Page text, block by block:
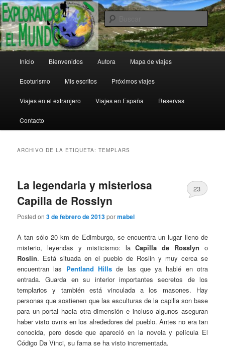
Ir
al
contenido
principal
Ir
al
contenido
secundarioExplorando el Mundo
principal
Inicio Bienvenidos Autora Mapa de viajes
Ecoturismo Mis escritos Próximos viajes
Viajes en el extranjero Viajes en España Reservas
Contacto
ARCHIVO DE LA ETIQUETA:TEMPLARS
La legendaria y misteriosa
Capilla de Rosslyn
Posted on3 de febrero de 2013pormabel
23
A tan sólo 20 km de Edimburgo, se encuentra un lugar lleno de
misterio, leyendas y misticismo: laCapilla de Rosslyn o
Roslin. Está situada en el pueblo de Roslin y muy cerca se
encuentran las Pentland Hillsde las que ya hablé en otra
entrada. Guarda en su interior importantes secretos de los
templarios y también está vinculada a los masones. Hay
personas que sostienen que las esculturas de la capilla son base
para un portal hacia otra dimensión e incluso algunos aseguran
haber visto ovnis en los alrededores del pueblo. Antes no era tan
conocida, pero desde que apareció en la novela y película El
Código Da Vinci, su fama se ha visto incrementada.